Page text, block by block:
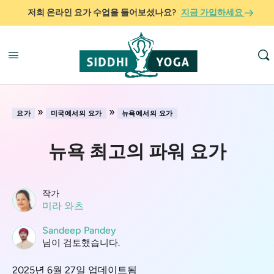
저희 온라인 요가 수업을 들어보셨나요? 지금 가입하세요
요가 » 미국에서의 요가 » 뉴욕에서의 요가
뉴욕 최고의 파워 요가
작가
미라 와츠
Sandeep Pandey
님이 검토했습니다.
2025년 6월 27일 업데이트됨